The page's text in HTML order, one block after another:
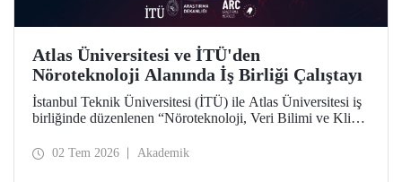
Atlas Üniversitesi ve İTÜ'den
Nöroteknoloji Alanında İş Birliği Çalıştayı
İstanbul Teknik Üniversitesi (İTÜ) ile Atlas Üniversitesi iş
birliğinde düzenlenen “Nöroteknoloji, Veri Bilimi ve Klinik
akademisyenleri ve araştırmacıları bir araya getirdi.
02 Tem 2026 Akademik